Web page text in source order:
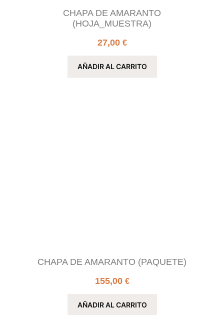
CHAPA DE AMARANTO
(HOJA_MUESTRA)
27,00 €
AÑADIR AL CARRITO
CHAPA DE AMARANTO (PAQUETE)
155,00 €
AÑADIR AL CARRITO